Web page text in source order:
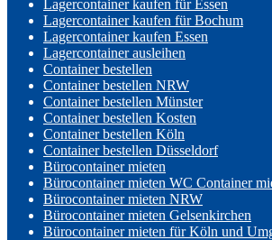
Lagercontainer kaufen für Essen
Lagercontainer kaufen für Bochum
Lagercontainer kaufen Essen
Lagercontainer ausleihen
Container bestellen
Container bestellen NRW
Container bestellen Münster
Container bestellen Kosten
Container bestellen Köln
Container bestellen Düsseldorf
Bürocontainer mieten
Bürocontainer mieten WC Container
Bürocontainer mieten NRW
Bürocontainer mieten Gelsenkirchen
Bürocontainer mieten für Köln und